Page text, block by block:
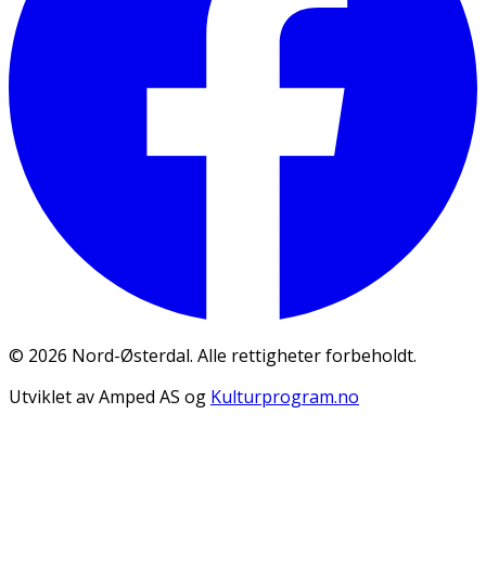
© 2026 Nord-Østerdal. Alle rettigheter forbeholdt.
Utviklet av Amped AS og Kulturprogram.no